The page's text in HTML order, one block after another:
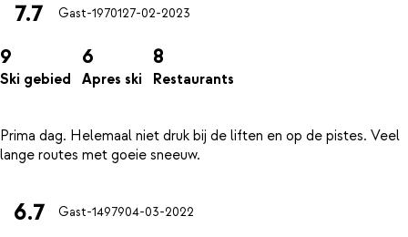
7.7 Gast-1970127-02-2023
9
Ski gebied
6
Apres ski
8
Restaurants
Prima dag. Helemaal niet druk bij de liften en op de pistes. Veel
6.7 Gast-1497904-03-2022